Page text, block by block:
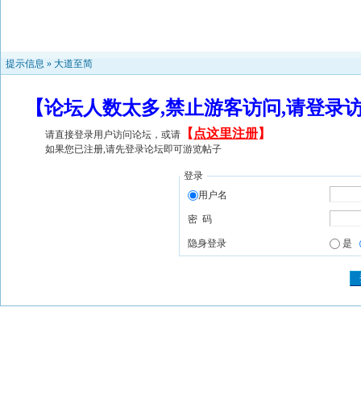
提示信息 » 大道至简
【论坛人数太多,禁止游客访问,请登
请直接登录用户访问论坛，或请 【 点这里注册】
如果您已注册,请先登录论坛即可游览帖子
登录
用户名
密 码
隐身登录 是